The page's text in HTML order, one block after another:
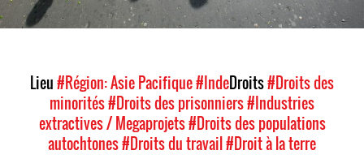
Lieu#Région: Asie Pacifique#IndeDroits#Droits des
minorités#Droits des prisonniers#Industries
extractives / Megaprojets#Droits des populations
autochtones#Droits du travail#Droit à la terre